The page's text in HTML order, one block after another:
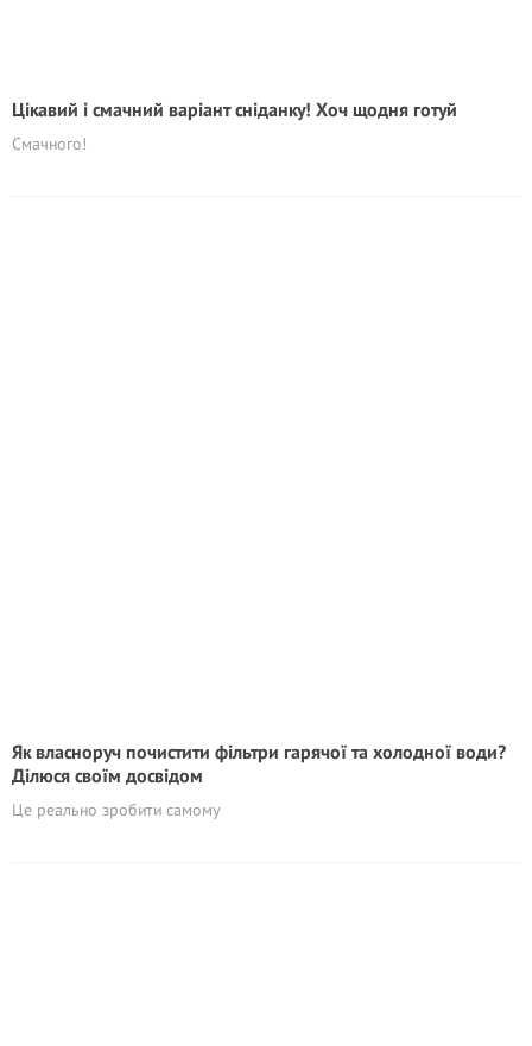
Цікавий і смачний варіант сніданку! Хоч щодня готуй
Смачного!
Як власноруч почистити фільтри гарячої та холодної води?
Ділюся своїм досвідом
Це реально зробити самому